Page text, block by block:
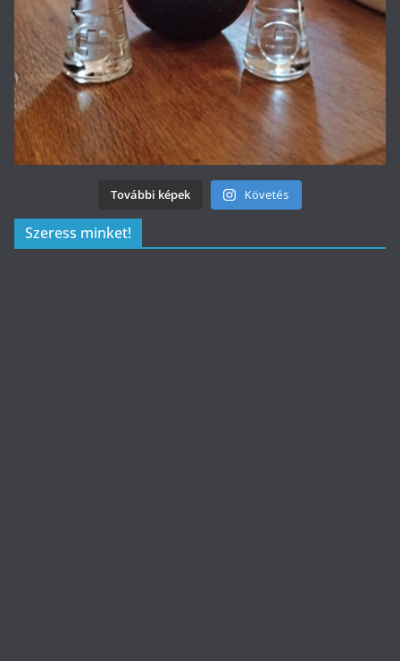
További képek Követés
Szeress minket!